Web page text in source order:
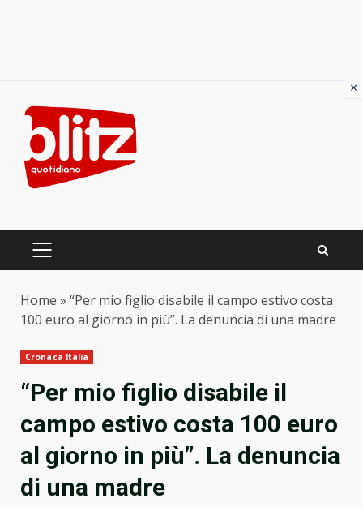
content
PRIMARY
Home » “Per mio figlio disabile il campo estivo costa
100 euro al giorno in più”. La denuncia di una madre
Cronaca Italia
“Per mio figlio disabile il
campo estivo costa 100 euro
al giorno in più”. La denuncia
di una madre
×